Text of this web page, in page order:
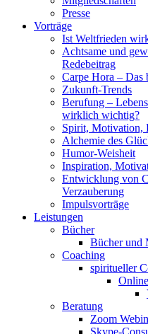
Presse
Vorträge
Ist Weltfrieden
Achtsame und
Redebeitrag
Carpe Hora – Das
Zukunft-Trends
Berufung –
wirklich wichtig?
Spirit, Motivation,
Alchemie des
Humor-Weisheit
Inspiration,
Entwicklung von
Verzauberung
Impulsvorträge
Leistungen
Bücher
Bücher und
Coaching
spiritueller
Beratung
Zoom
Skype-